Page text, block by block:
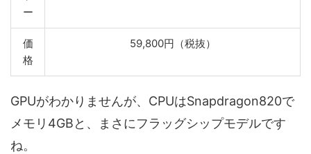
ー
価
格
59,800円（税抜）
GPUがわかりませんが、CPUはSnapdragon820で
メモリ4GBと、まさにフラッグシップモデルです
ね。